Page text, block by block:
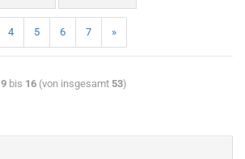
4 5 6 7 »
9 bis 16 (von insgesamt 53)